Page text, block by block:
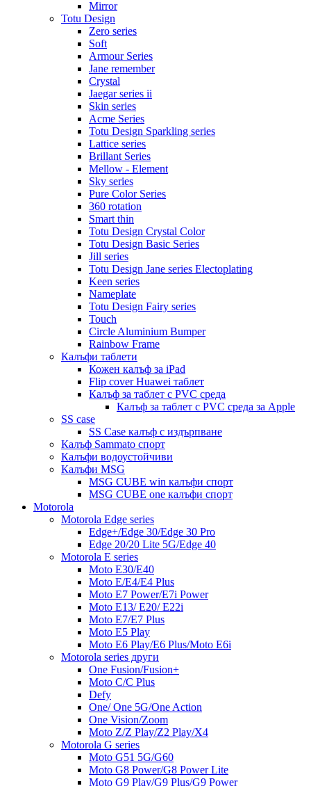
Mirror
Totu Design
Zero series
Soft
Armour Series
Jane remember
Crystal
Jaegar series ii
Skin series
Acme Series
Totu Design Sparkling series
Lattice series
Brillant Series
Mellow - Element
Sky series
Pure Color Series
360 rotation
Smart thin
Totu Design Crystal Color
Totu Design Basic Series
Jill series
Totu Design Jane series Electoplating
Keen series
Nameplate
Totu Design Fairy series
Touch
Circle Aluminium Bumper
Rainbow Frame
Калъфи таблети
Кожен калъф за iPad
Flip cover Huawei таблет
Калъф за таблет с PVC среда
Калъф за таблет с PVC среда за Apple
SS case
SS Case калъф с издърпване
Калъф Sammato спорт
Калъфи водоустойчиви
Калъфи MSG
MSG CUBE win калъфи спорт
MSG CUBE one калъфи спорт
Motorola
Motorola Edge series
Edge+/Edge 30/Edge 30 Pro
Edge 20/20 Lite 5G/Edge 40
Motorola E series
Moto E30/E40
Moto E/E4/E4 Plus
Moto E7 Power/E7i Power
Moto E13/ E20/ E22i
Moto E7/E7 Plus
Moto E5 Play
Moto E6 Play/E6 Plus/Moto E6i
Motorola series други
One Fusion/Fusion+
Moto C/C Plus
Defy
One/ One 5G/One Action
One Vision/Zoom
Moto Z/Z Play/Z2 Play/X4
Motorola G series
Moto G51 5G/G60
Moto G8 Power/G8 Power Lite
Moto G9 Play/G9 Plus/G9 Power